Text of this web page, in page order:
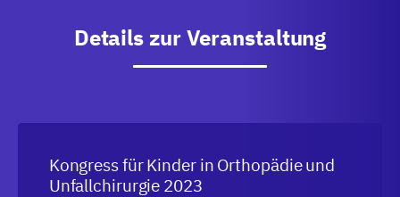
Details zur Veranstaltung
Kongress für Kinder in Orthopädie und
Unfallchirurgie 2023